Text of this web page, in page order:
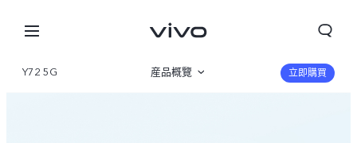
Y72 5G 産品概覽 立即購買